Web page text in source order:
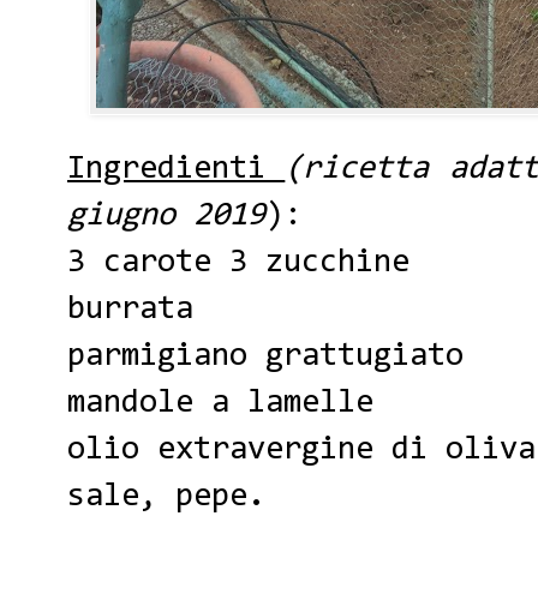
Ingredienti
(ricetta
giugno 2019):
3 carote 3 zucchine
burrata
parmigiano grattugiato
mandole a lamelle
olio extravergine di oliva
sale, pepe.